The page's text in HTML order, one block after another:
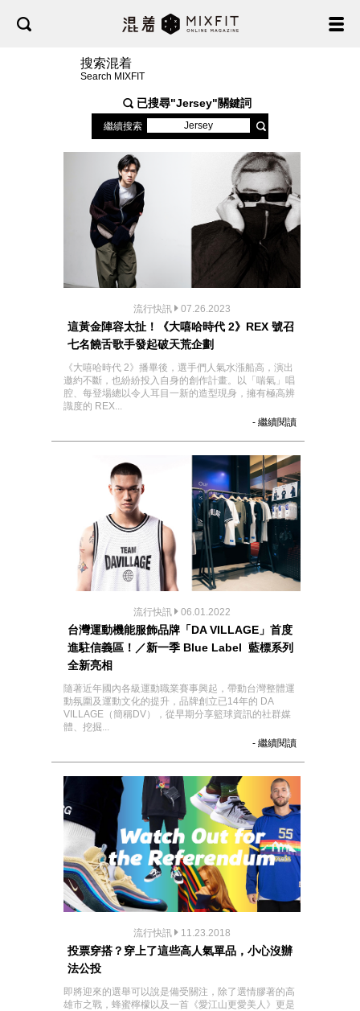
搜索混着
Search MIXFIT
已搜尋"Jersey"關鍵詞
繼續搜索
流行快訊 07.26.2023
這黃金陣容太扯！《大嘻哈時代 2》REX 號召
七名饒舌歌手發起破天荒企劃
《大嘻哈時代 2》播畢後，選手們人氣水漲船高，演出
邀約不斷，也紛紛投入自身的創作計畫。以「喘氣」唱
腔、每登場總以令人耳目一新的造型現身，擁有極高辨
識度的 REX...
- 繼續閱讀
流行快訊 06.01.2022
台灣運動機能服飾品牌「DA VILLAGE」首度
進駐信義區！／新一季 Blue Label 藍標系列
全新亮相
隨著近年國內各級運動職業賽事興起，帶動台灣整體運
動氛圍及運動文化的提升，品牌創立已14年的 DA
VILLAGE（簡稱DV），從早期分享籃球資訊的社群媒
體、挖掘...
- 繼續閱讀
流行快訊 11.23.2018
投票穿搭？穿上了這些高人氣單品，小心沒辦
法公投
即將迎來的選舉可以說是備受關注，除了選情膠著的高
雄市之戰，蜂蜜檸檬以及一首《愛江山更愛美人》更是